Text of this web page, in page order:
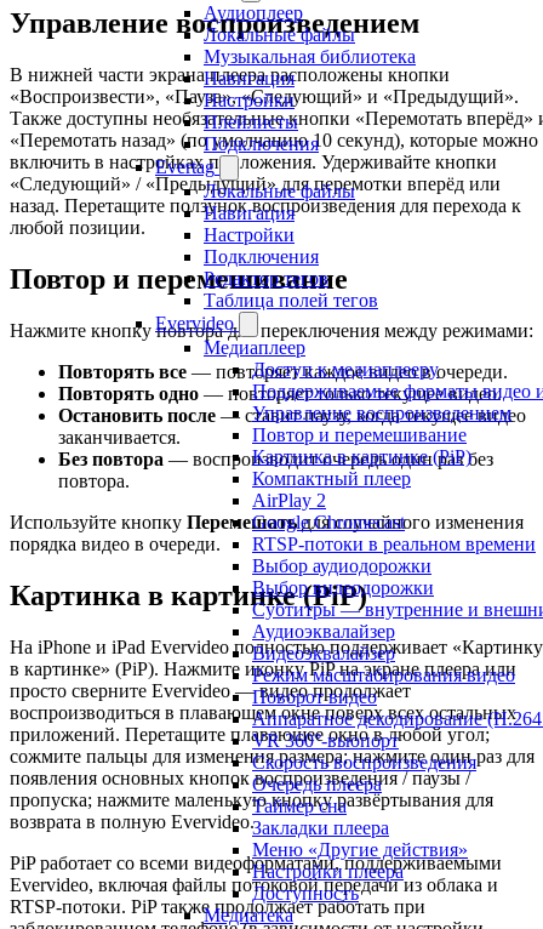
Аудиоплеер
Локальные файлы
Музыкальная библиотека
Навигация
Настройки
Плейлисты
Подключения
Evertag
Локальные файлы
Навигация
Настройки
Подключения
Редактор тегов
Таблица полей тегов
Evervideo
Медиаплеер
Доступ к медиаплееру
Поддерживаемые форматы видео
Управление воспроизведением
Повтор и перемешивание
Картинка в картинке (PiP)
Компактный плеер
AirPlay 2
Google Chromecast
RTSP-потоки в реальном времени
Выбор аудиодорожки
Выбор видеодорожки
Субтитры — внутренние и
Аудиоэквалайзер
Видеоэквалайзер
Режим масштабирования видео
Поворот видео
Аппаратное декодирование
VR 360°-вьюпорт
Скорость воспроизведения
Очередь плеера
Таймер сна
Закладки плеера
Меню «Другие действия»
Настройки плеера
Доступность
Медиатека
Управление воспроизведением
В нижней части экрана плеера расположены кнопки
«Воспроизвести», «Пауза», «Следующий» и «Предыдущий».
Также доступны необязательные кнопки «Перемотать вперёд»
«Перемотать назад» (по умолчанию 10 секунд), которые можно
включить в настройках приложения. Удерживайте кнопки
«Следующий» / «Предыдущий» для перемотки вперёд или
назад. Перетащите ползунок воспроизведения для перехода к
любой позиции.
Повтор и перемешивание
Нажмите кнопку повтора для переключения между режимами:
Повторять все — повторяет каждое видео в очереди.
Повторять одно — повторяет только текущее видео.
Остановить после — ставит паузу, когда текущее видео
заканчивается.
Без повтора — воспроизводит очередь один раз без
повтора.
Используйте кнопку Перемешатьдля случайного изменения
порядка видео в очереди.
Картинка в картинке (PiP)
На iPhone и iPad Evervideo полностью поддерживает «Картинку
в картинке» (PiP). Нажмите иконку PiP на экране плеера или
просто сверните Evervideo — видео продолжает
воспроизводиться в плавающем окне поверх всех остальных
приложений. Перетащите плавающее окно в любой угол;
сожмите пальцы для изменения размера; нажмите один раз для
появления основных кнопок воспроизведения / паузы /
пропуска; нажмите маленькую кнопку развёртывания для
возврата в полную Evervideo.
PiP работает со всеми видеоформатами, поддерживаемыми
Evervideo, включая файлы потоковой передачи из облака и
RTSP-потоки. PiP также продолжает работать при